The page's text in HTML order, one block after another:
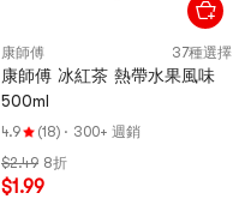
康師傅 37種選擇
康師傅 冰紅茶 熱帶水果風味
500ml
4.9 (18) · 300+ 週銷
$2.49 8折
$1.99